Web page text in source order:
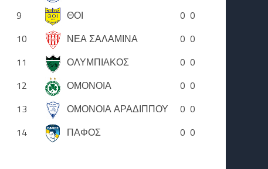
9
ΘΟΙ 0 0
10
ΝΕΑ ΣΑΛΑΜΙΝΑ 0 0
11
ΟΛΥΜΠΙΑΚΟΣ 0 0
12
ΟΜΟΝΟΙΑ 0 0
13
ΟΜΟΝΟΙΑ ΑΡΑΔΙΠΠΟΥ 0 0
14
ΠΑΦΟΣ 0 0